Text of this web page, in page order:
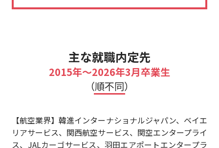
主な就職内定先
2015年～2026年3月卒業生
（順不同）
【航空業界】韓進インターナショナルジャパン、ベイエ
リアサービス、関西航空サービス、関空エンタープライ
ス、JALカーゴサービス、羽田エアポートエンタープラ